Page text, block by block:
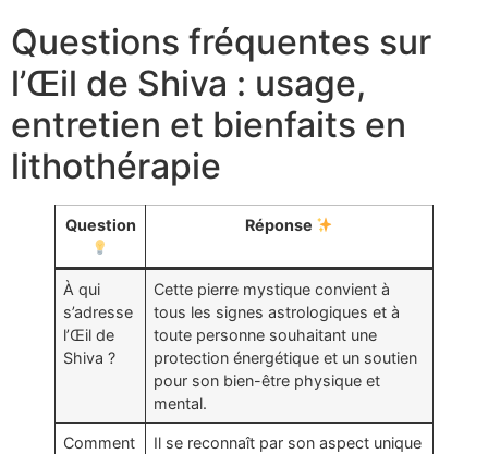
Questions fréquentes sur
l’Œil de Shiva : usage,
entretien et bienfaits en
lithothérapie
Question Réponse
À qui
s’adresse
l’Œil de
Shiva ?
Cette pierre mystique convient à
tous les signes astrologiques et à
toute personne souhaitant une
protection énergétique et un soutien
pour son bien-être physique et
mental.
Comment
Il se reconnaît par son aspect unique